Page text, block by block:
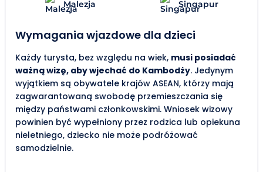
Malezja Singapur
Wymagania wjazdowe dla dzieci
Każdy turysta, bez względu na wiek, musi posiadać
ważną wizę, aby wjechać do Kambodży. Jedynym
wyjątkiem są obywatele krajów ASEAN, którzy mają
zagwarantowaną swobodę przemieszczania się
między państwami członkowskimi. Wniosek wizowy
powinien być wypełniony przez rodzica lub opiekuna
nieletniego, dziecko nie może podróżować
samodzielnie.